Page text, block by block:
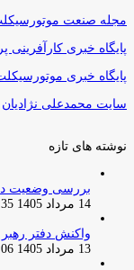
مجله صنعت
پایگاه خبری کارآفرینی
پایگاه خبری
سایت محمدعلی نژادیان
نوشته های تازه
بررسی وضعیت
14 مرداد 1405 21:35
واکنش دفتر
13 مرداد 1405 20:06